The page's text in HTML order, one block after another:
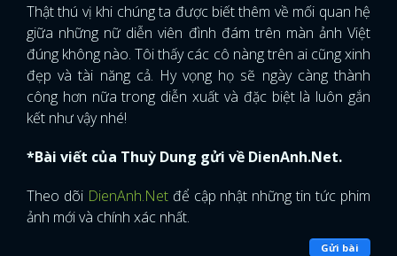
Thật thú vị khi chúng ta được biết thêm về mối quan hệ
giữa những nữ diễn viên đình đám trên màn ảnh Việt
đúng không nào. Tôi thấy các cô nàng trên ai cũng xinh
đẹp và tài năng cả. Hy vọng họ sẽ ngày càng thành
công hơn nữa trong diễn xuất và đặc biệt là luôn gắn
kết như vậy nhé!
*Bài viết của Thuỳ Dung gửi về DienAnh.Net.
Theo dõi DienAnh.Netđể cập nhật những tin tức phim
ảnh mới và chính xác nhất.
Gửi bài